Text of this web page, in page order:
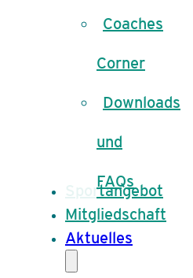
Coaches
Corner
Downloads
und
FAQs
Sportangebot
Mitgliedschaft
Aktuelles